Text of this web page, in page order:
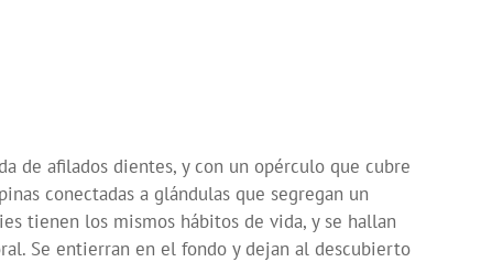
de afilados dientes, y con un opérculo que cubre
conectadas a glándulas que segregan un
tienen los mismos hábitos de vida, y se hallan
Se entierran en el fondo y dejan al descubierto